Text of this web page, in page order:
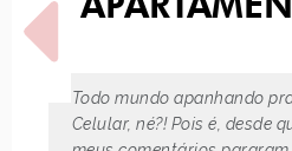
Todo mundo apanhando
Celular, né?! Pois é, desde